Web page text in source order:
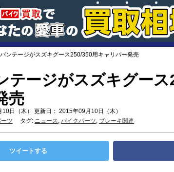
一覧
カスタム
一覧
ホンダ
ヤマハ
スズキ
カワサキ
絶
一覧
ホ
ヤ
ス
カ
道の駅調査隊
ツーリング情
日本の道50選
国道めぐり
林道ツーリン
ンテージがスズキグース250/350用キャリパー発売
テージがスズキグース
売
日（木） 更新日： 2015年09月10日（木）
ツ タグ: ニュース, バイクパーツ, ブレーキ関連
ツイートする